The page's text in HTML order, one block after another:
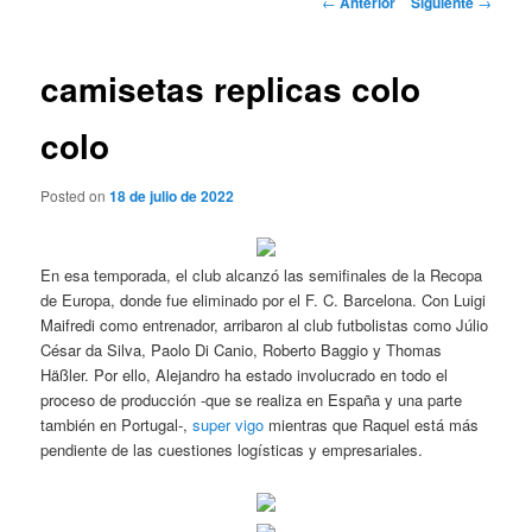
camisetas replicas colo
colo
Posted on18 de julio de 2022
En esa temporada, el club alcanzó las semifinales de la Recopa
de Europa, donde fue eliminado por el F. C. Barcelona. Con Luigi
Maifredi como entrenador, arribaron al club futbolistas como Júlio
César da Silva, Paolo Di Canio, Roberto Baggio y Thomas
Häßler. Por ello, Alejandro ha estado involucrado en todo el
proceso de producción -que se realiza en España y una parte
también en Portugal-,super vigo mientras que Raquel está más
pendiente de las cuestiones logísticas y empresariales.